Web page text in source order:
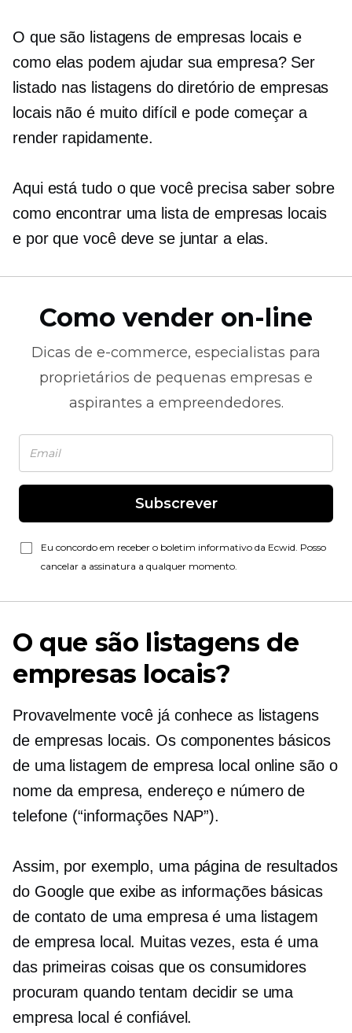
O que são listagens de empresas locais e
como elas podem ajudar sua empresa? Ser
listado nas listagens do diretório de empresas
locais não é muito difícil e pode começar a
render rapidamente.
Aqui está tudo o que você precisa saber sobre
como encontrar uma lista de empresas locais
e por que você deve se juntar a elas.
Como vender on-line
Dicas de e-commerce, especialistas para
proprietários de pequenas empresas e
aspirantes a empreendedores.
Subscrever
Eu concordo em receber o boletim informativo da Ecwid. Posso
cancelar a assinatura a qualquer momento.
O que são listagens de
empresas locais?
Provavelmente você já conhece as listagens
de empresas locais. Os componentes básicos
de uma listagem de empresa local online são o
nome da empresa, endereço e número de
telefone (“informações NAP”).
Assim, por exemplo, uma página de resultados
do Google que exibe as informações básicas
de contato de uma empresa é uma listagem
de empresa local. Muitas vezes, esta é uma
das primeiras coisas que os consumidores
procuram quando tentam decidir se uma
empresa local é confiável.